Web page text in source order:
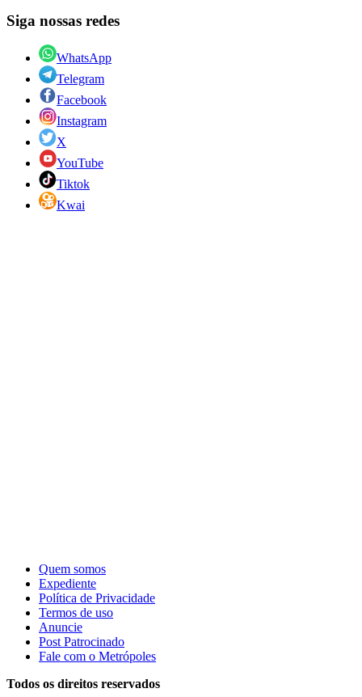
Siga nossas redes
WhatsApp
Telegram
Facebook
Instagram
X
YouTube
Tiktok
Kwai
Quem somos
Expediente
Política de Privacidade
Termos de uso
Anuncie
Post Patrocinado
Fale com o Metrópoles
Todos os direitos reservados